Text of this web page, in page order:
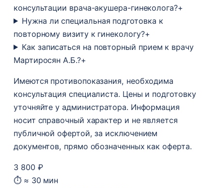
консультации врача-акушера-гинеколога?+
Нужна ли специальная подготовка к
повторному визиту к гинекологу?+
Как записаться на повторный прием к врачу
Мартиросян А.Б.?+
Имеются противопоказания, необходима
консультация специалиста. Цены и подготовку
уточняйте у администратора. Информация
носит справочный характер и не является
публичной офертой, за исключением
документов, прямо обозначенных как оферта.
3 800 ₽
⏱ ≈ 30 мин